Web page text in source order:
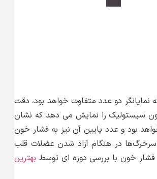
نمایانگر دو عدد متفاوت خواهد بود، دقت
سیستولیک را نمایش می دهد که نشان
بود و عدد پایین آن نیز به فشار خون
سرخرگ‌ها در هنگام آزاد شدن عضلات قلب
خون با بررسی دوره ای توسط بهترین